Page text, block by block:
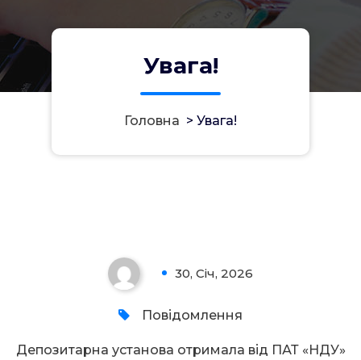
Увага!
Головна > Увага!
30, Січ, 2026
Повідомлення
Депозитарна установа отримала від ПАТ «НДУ»